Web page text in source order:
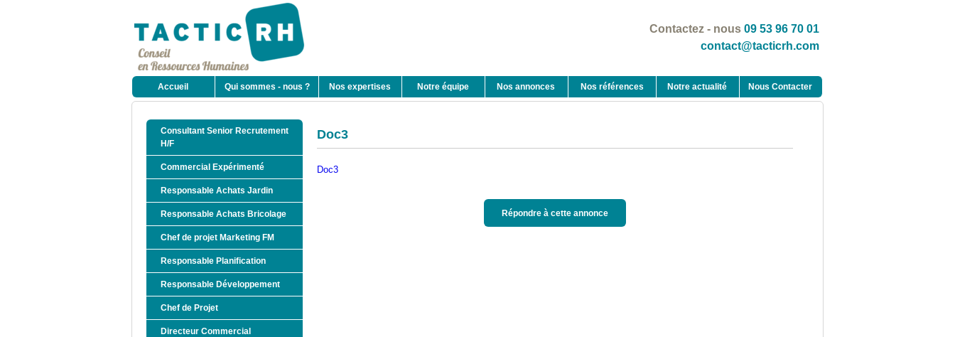
Consultant Senior Recrutement
H/F
Commercial Expérimenté
Responsable Achats Jardin
Responsable Achats Bricolage
Chef de projet Marketing FM
Responsable Planification
Responsable Développement
Chef de Projet
Directeur Commercial
Doc3
Doc3
Répondre à cette annonce
Contactez - nous 09 53 96 70 01
contact@tacticrh.com
Accueil Qui sommes - nous ? Nos expertises Notre équipe Nos annonces Nos références Notre actualité Nous Contacter